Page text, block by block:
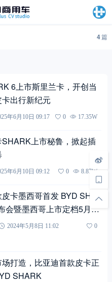
4篇
6上市斯里兰卡，开创当
出行新纪元
年6月10日 09:17 0 17.35W
上市秘鲁，掀起插
年6月10日 09:12 0 8.87W
卡墨西哥首发 BYD SHA
会暨墨西哥上市定档5月14
2024年5月8日 11:02
0
打造，比亚迪首款皮卡正
SHARK